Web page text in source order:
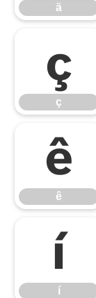
ä
ç
ç
ê
ê
í
í